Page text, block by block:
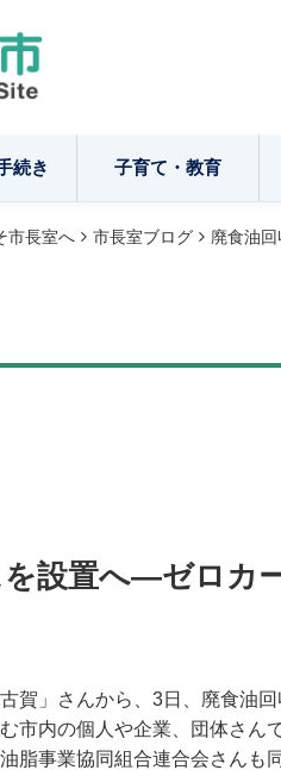
続き 子育て・教育
市長室へ 市長室ブログ 廃食油
設置へ―ゼロカ
賀」さんから、3日、廃食油
市内の個人や企業、団体さん
脂事業協同組合連合会さんも